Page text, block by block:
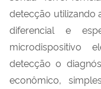
detecção utilizando
diferencial e
microdispositivo
detecção o
econômico,